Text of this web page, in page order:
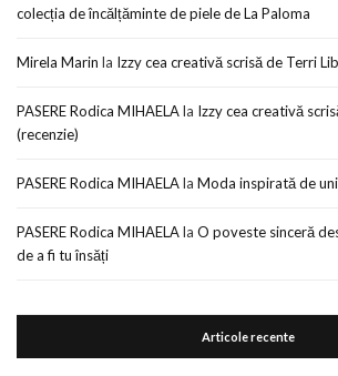
colecția de încălțăminte de piele de La Paloma
Mirela Marin la Izzy cea creativă scrisă de Terri
PASERE Rodica MIHAELAla Izzy cea creativă
(recenzie)
PASERE Rodica MIHAELAla Moda inspirată de
PASERE Rodica MIHAELAla O poveste sinceră
de a fi tu însăți
Articole recente